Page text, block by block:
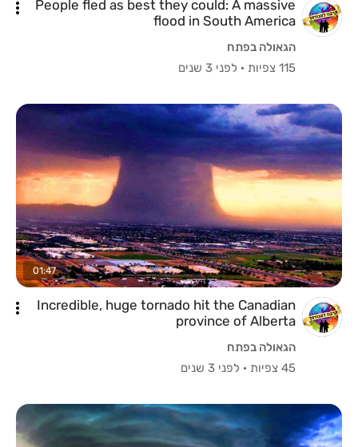
People fled as best they could: A massive
flood in South America
הגאולה בפתח
115 צפיות
· לפני 3 שנים
01:47
Incredible, huge tornado hit the Canadian
province of Alberta
הגאולה בפתח
45 צפיות
· לפני 3 שנים